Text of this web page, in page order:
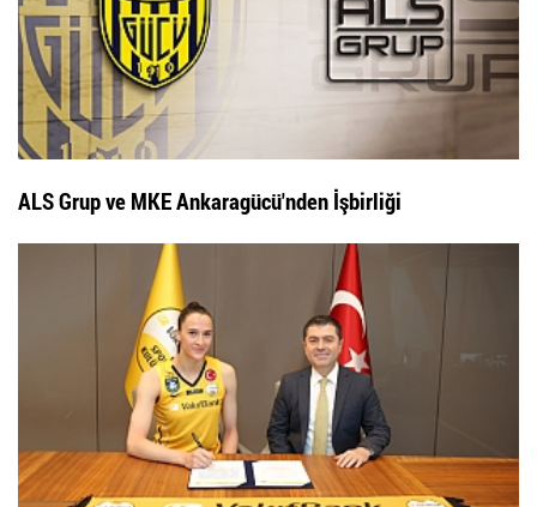
ALS Grup ve MKE Ankaragücü'nden İşbirliği